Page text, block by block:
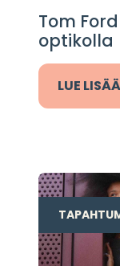
Tom
optikolla
LUE LISÄÄ